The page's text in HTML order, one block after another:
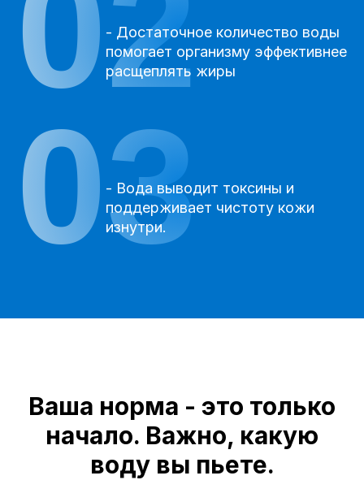
- Достаточное количество воды
помогает организму эффективнее
расщеплять жиры
- Вода выводит токсины и
поддерживает чистоту кожи
изнутри.
03
Ваша норма - это только
начало. Важно, какую
воду вы пьете.